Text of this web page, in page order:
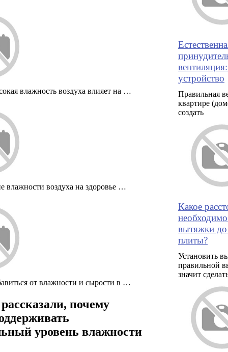
влажность воздуха влияет на …
влажности воздуха на здоровье …
от влажности и сырости в …
почему
уровень влажности
устройство
Правильная
квартире
создать
Какое
вытяжки до
плиты?
Установить
правильной
значит